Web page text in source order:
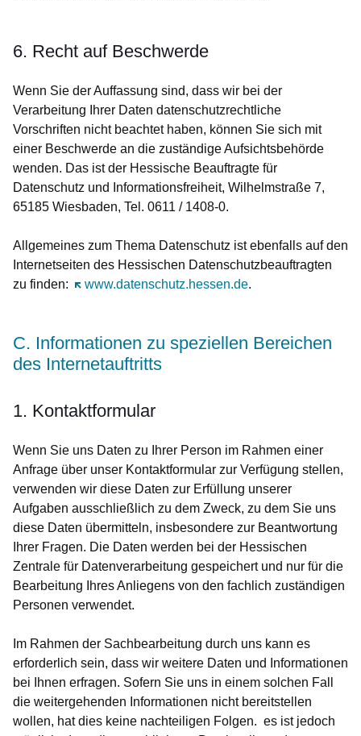
6. Recht auf Beschwerde
Wenn Sie der Auffassung sind, dass wir bei der
Verarbeitung Ihrer Daten datenschutzrechtliche
Vorschriften nicht beachtet haben, können Sie sich mit
einer Beschwerde an die zuständige Aufsichtsbehörde
wenden. Das ist der Hessische Beauftragte für
Datenschutz und Informationsfreiheit, Wilhelmstraße 7,
65185 Wiesbaden, Tel. 0611 / 1408-0.
Allgemeines zum Thema Datenschutz ist ebenfalls auf den
Internetseiten des Hessischen Datenschutzbeauftragten
zu finden:
www.datenschutz.hessen.de
Öffnet sich in einem neuen Fenster
.
C. Informationen zu speziellen Bereichen
des Internetauftritts
1. Kontaktformular
Wenn Sie uns Daten zu Ihrer Person im Rahmen einer
Anfrage über unser Kontaktformular zur Verfügung stellen,
verwenden wir diese Daten zur Erfüllung unserer
Aufgaben ausschließlich zu dem Zweck, zu dem Sie uns
diese Daten übermitteln, insbesondere zur Beantwortung
Ihrer Fragen. Die Daten werden bei der Hessischen
Zentrale für Datenverarbeitung gespeichert und nur für die
Bearbeitung Ihres Anliegens von den fachlich zuständigen
Personen verwendet.
Im Rahmen der Sachbearbeitung durch uns kann es
erforderlich sein, dass wir weitere Daten und Informationen
bei Ihnen erfragen. Sofern Sie uns in einem solchen Fall
die weitergehenden Informationen nicht bereitstellen
wollen, hat dies keine nachteiligen Folgen. es ist jedoch